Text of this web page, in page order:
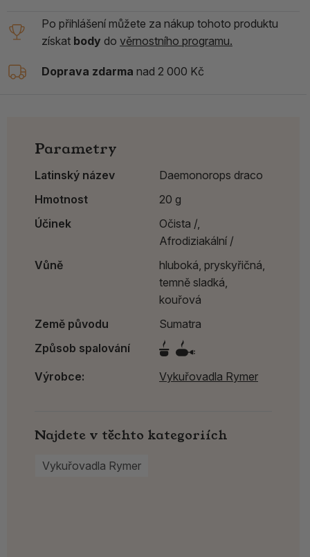
Po přihlášení můžete za nákup tohoto produktu
získat body do věrnostního programu.
Doprava zdarma nad 2 000 Kč
Parametry
Latinský název
Daemonorops draco
Hmotnost
20 g
Účinek
Očista /,
Afrodiziakální /
Vůně
hluboká, pryskyřičná,
temně sladká,
kouřová
Země původu
Sumatra
Způsob spalování
Výrobce: Vykuřovadla Rymer
Najdete v těchto kategoriích
Vykuřovadla Rymer